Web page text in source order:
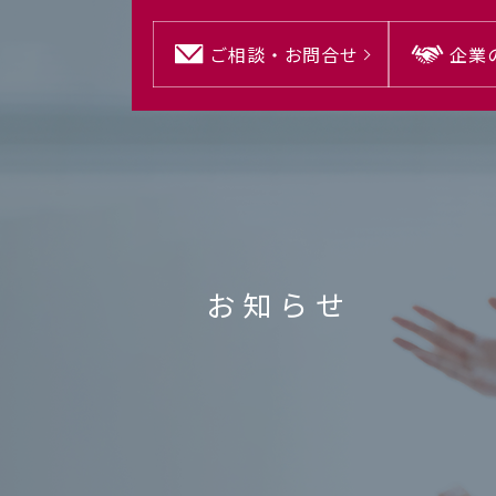
ご相談・ お問合せ 企業
お知らせ